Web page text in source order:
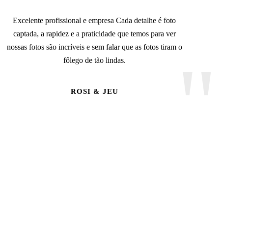
Excelente profissional e empresa Cada detalhe é foto
captada, a rapidez e a praticidade que temos para ver
nossas fotos são incríveis e sem falar que as fotos tiram o
fôlego de tão lindas.
ROSI & JEU